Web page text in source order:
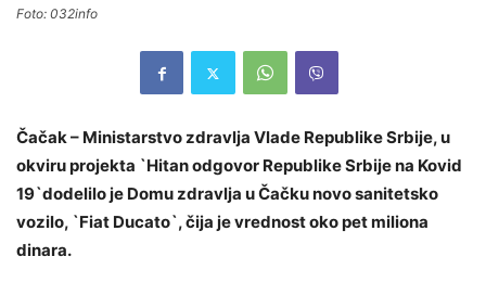
Foto: 032info
Čačak – Ministarstvo zdravlja Vlade Republike Srbije, u
okviru projekta `Hitan odgovor Republike Srbije na Kovid
19`dodelilo je Domu zdravlja u Čačku novo sanitetsko
vozilo, `Fiat Ducato`, čija je vrednost oko pet miliona
dinara.